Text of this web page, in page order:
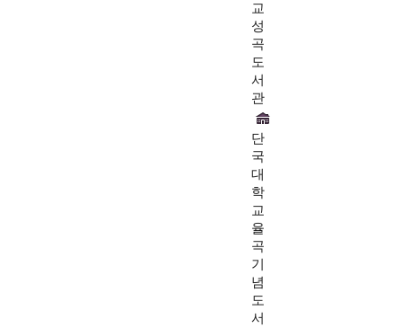
교
성
곡
도
서
관
단
국
대
학
교
율
곡
기
념
도
서